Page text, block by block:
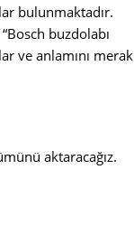
bulunmaktadır.
buzdolabı
ve anlamını merak
aktaracağız.